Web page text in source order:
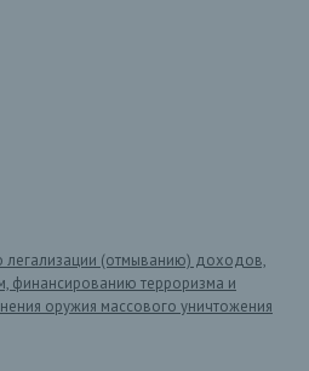
(отмыванию) доходов,
финансированию терроризма и
оружия массового уничтожения